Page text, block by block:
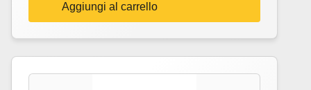
Aggiungi al carrello